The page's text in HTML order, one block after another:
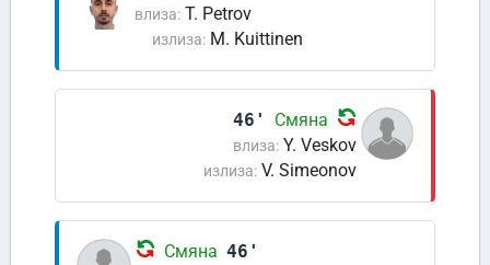
влиза: T. Petrov
излиза: M. Kuittinen
46' Смяна
влиза: Y. Veskov
излиза: V. Simeonov
Смяна 46'